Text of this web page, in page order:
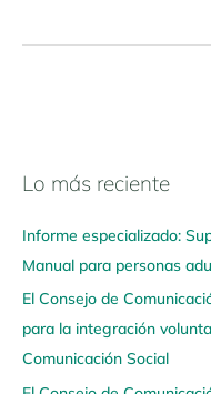
Lo más reciente
Informe especializado:
Manual para personas
El Consejo de
para la integración
Comunicación Social
N
v
e
g
a
a